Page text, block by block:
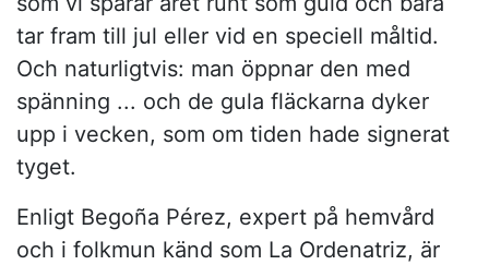
tar fram till jul eller vid en speciell måltid.
Och naturligtvis: man öppnar den med
spänning ... och de gula fläckarna dyker
upp i vecken, som om tiden hade signerat
tyget.
Enligt Begoña Pérez, expert på hemvård
och i folkmun känd som La Ordenatriz, är